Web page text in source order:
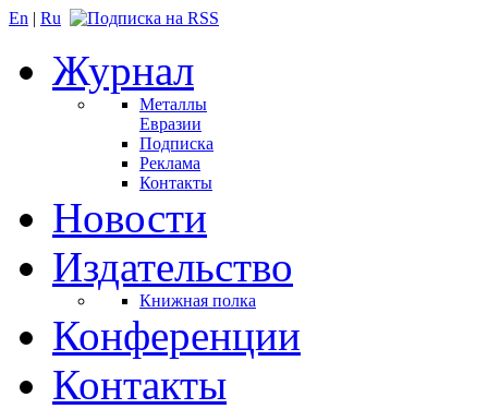
En | Ru
Журнал
Металлы
Евразии
Подписка
Реклама
Контакты
Новости
Издательство
Книжная полка
Конференции
Контакты